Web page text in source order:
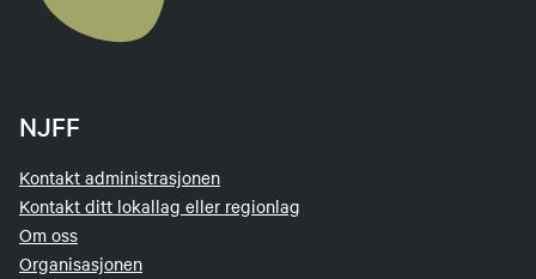
NJFF
Kontakt administrasjonen
Kontakt ditt lokallag eller regionlag
Om oss
Organisasjonen